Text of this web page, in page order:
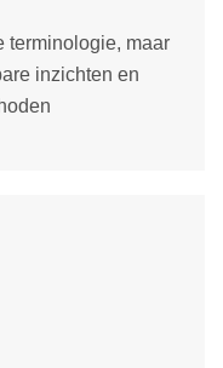
terminologie, maar
inzichten en